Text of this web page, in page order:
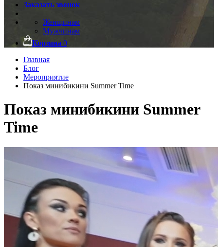
Заказать звонок
Женщинам
Мужчинам
Корзина 0
Главная
Блог
Мероприятие
Показ минибикини Summer Time
Показ минибикини Summer
Time